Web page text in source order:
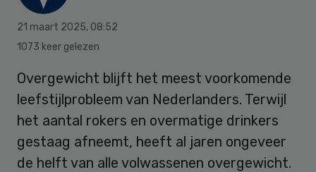
21 maart 2025, 08:52
1073 keer gelezen
Overgewicht blijft het meest voorkomende
leefstijlprobleem van Nederlanders. Terwijl
het aantal rokers en overmatige drinkers
gestaag afneemt, heeft al jaren ongeveer
de helft van alle volwassenen overgewicht.